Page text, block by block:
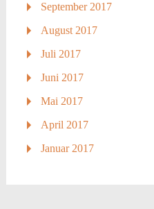
September 2017
August 2017
Juli 2017
Juni 2017
Mai 2017
April 2017
Januar 2017